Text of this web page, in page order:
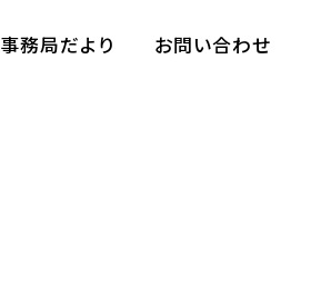
事務局だより お問い合わせ